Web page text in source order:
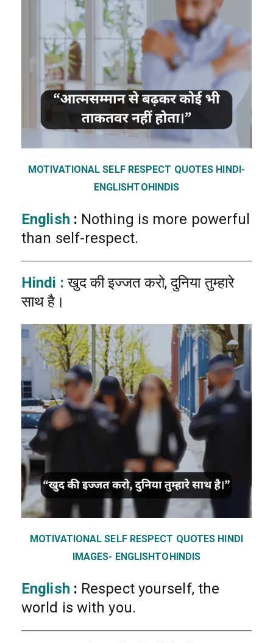
MOTIVATIONAL SELF RESPECT QUOTES HINDI-
ENGLISHTOHINDIS
English : Nothing is more powerful
than self-respect.
Hindi : खुद की इज्जत करो, दुनिया तुम्हारे
साथ है।
MOTIVATIONAL SELF RESPECT QUOTES HINDI
IMAGES- ENGLISHTOHINDIS
English : Respect yourself, the
world is with you.